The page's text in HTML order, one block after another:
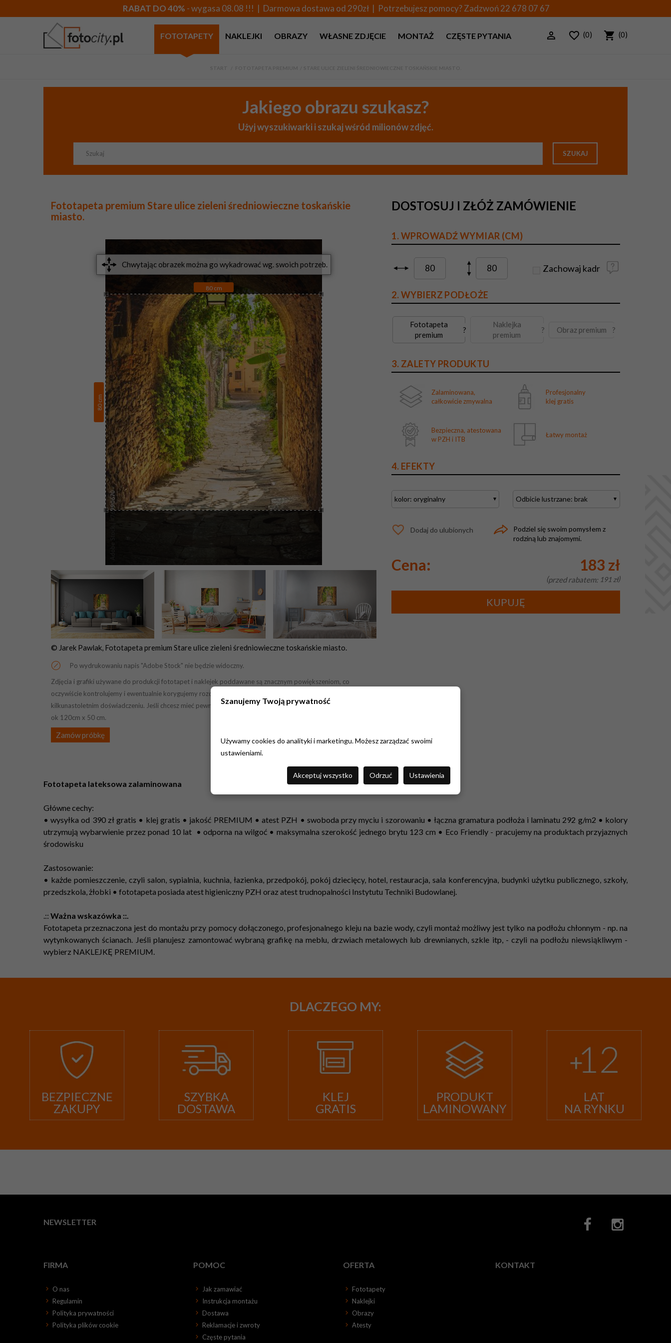
RABAT DO 40% - wygasa 08.08 !!! | Darmowa dostawa od 290zł | Potrzebujesz pomocy? Zadzwoń22 678 07 67
FOTOTAPETY NAKLEJKI OBRAZY WŁASNE ZDJĘCIE MONTAŻ CZĘSTE PYTANIA (0) (0)
Jakiego obrazu szukasz?
Użyj wyszukiwarki i szukaj wśród milionów zdjęć.
SZUKAJ
Fototapeta premium Stare ulice zieleni średniowieczne toskańskie
miasto.
80cm
80
cm
© Jarek Pawlak, Fototapeta premium Stare ulice zieleni średniowieczne toskańskie miasto.
Po wydrukowaniu napis "Adobe Stock" nie będzie widoczny.
Zdjęcia i grafiki używane do produkcji fototapet i naklejek poddawane są znacznym powiększeniom, co
oczywiście kontrolujemy i ewentualnie korygujemy rozdzielczość przed produkcją, opierając się na naszym
kilkunastoletnim doświadczeniu. Jeśli chcesz mieć pewność co do jakości, zamów próbkę w skali 1:1, wielkości
ok 120cm x 50 cm.
Zamów próbkę
DOSTOSUJ I ZŁÓŻ ZAMÓWIENIE
1. WPROWADŹ WYMIAR (CM)
Zachowaj kadr
2. WYBIERZ PODŁOŻE
Fototapeta
premium
?
Naklejka
premium
? Obraz premium ?
3. ZALETY PRODUKTU
Zalaminowana,
całkowicie zmywalna
Profesjonalny
klej gratis
Bezpieczna, atestowana
w PZH i ITB
Łatwy montaż
4. EFEKTY
Dodaj do ulubionych
Podziel się swoim pomysłem z
rodziną lub znajomymi.
Cena: 183 zł
przed rabatem: 191 zł
KUPUJĘ
Fototapeta lateksowa zalaminowana
Główne cechy:
• wysyłka od 390 zł gratis • klej gratis • jakość PREMIUM • atest PZH • swoboda przy myciu i szorowaniu • łączna gramatura podłoża i laminatu 292 g/m2 • kolory
utrzymują wybarwienie przez ponad 10 lat • odporna na wilgoć • maksymalna szerokość jednego brytu 123 cm • Eco Friendly - pracujemy na produktach przyjaznych
środowisku
Zastosowanie:
• każde pomieszczenie, czyli salon, sypialnia, kuchnia, łazienka, przedpokój, pokój dziecięcy, hotel, restauracja, sala konferencyjna, budynki użytku publicznego, szkoły,
przedszkola, żłobki • fototapeta posiada atest higieniczny PZH oraz atest trudnopalności Instytutu Techniki Budowlanej.
.:: Ważna wskazówka ::.
Fototapeta przeznaczona jest do montażu przy pomocy dołączonego, profesjonalnego kleju na bazie wody, czyli montaż możliwy jest tylko na podłożu chłonnym - np. na
wytynkowanych ścianach. Jeśli planujesz zamontować wybraną grafikę na meblu, drzwiach metalowych lub drewnianych, szkle itp, - czyli na podłożu niewsiąkliwym -
wybierz NAKLEJKĘ PREMIUM.
DLACZEGO MY:
BEZPIECZNE
ZAKUPY
SZYBKA
DOSTAWA
KLEJ
GRATIS
PRODUKT
LAMINOWANY
LAT
NA RYNKU
NEWSLETTER
FIRMA
O nas
Regulamin
Polityka prywatności
Polityka plików cookie
POMOC
Jak zamawiać
Instrukcja montażu
Dostawa
Reklamacje i zwroty
Częste pytania
OFERTA
Fototapety
Naklejki
Obrazy
Atesty
KONTAKT
Szanujemy Twoją prywatność
Używamy cookies do analityki i marketingu. Możesz zarządzać swoimi
ustawieniami.
Akceptuj wszystko Odrzuć Ustawienia